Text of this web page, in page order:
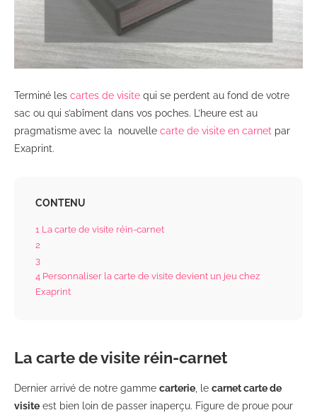
Terminé les cartes de visite qui se perdent au fond de votre
sac ou qui s’abîment dans vos poches. L’heure est au
pragmatisme avec la nouvelle carte de visite en carnet par
Exaprint.
CONTENU
1 La carte de visite réin-carnet
2
3
4 Personnaliser la carte de visite devient un jeu chez
Exaprint
La carte de visite réin-carnet
Dernier arrivé de notre gamme carterie, le carnet carte de
visite est bien loin de passer inaperçu. Figure de proue pour